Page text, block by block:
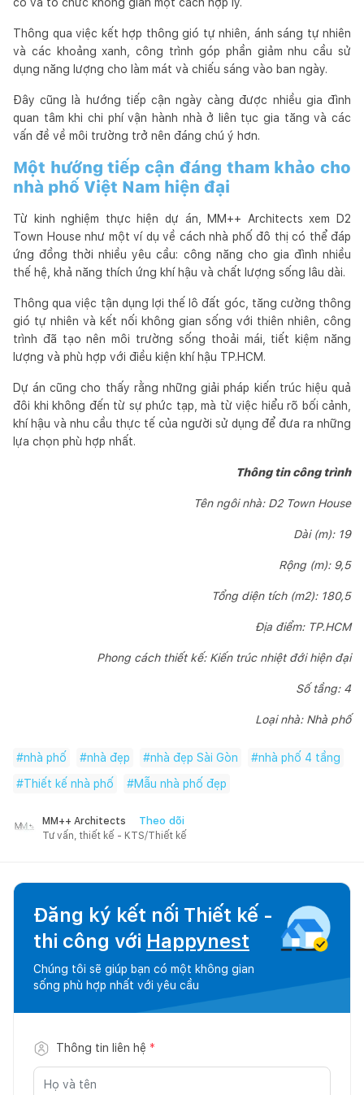
Thông qua việc kết hợp thông gió tự nhiên, ánh sáng tự nhiên
và các khoảng xanh, công trình góp phần giảm nhu cầu sử
dụng năng lượng cho làm mát và chiếu sáng vào ban ngày.
Đây cũng là hướng tiếp cận ngày càng được nhiều gia đình
quan tâm khi chi phí vận hành nhà ở liên tục gia tăng và các
vấn đề về môi trường trở nên đáng chú ý hơn.
Một hướng tiếp cận đáng tham khảo cho
nhà phố Việt Nam hiện đại
Từ kinh nghiệm thực hiện dự án, MM++ Architects xem D2
Town House như một ví dụ về cách nhà phố đô thị có thể đáp
ứng đồng thời nhiều yêu cầu: công năng cho gia đình nhiều
thế hệ, khả năng thích ứng khí hậu và chất lượng sống lâu dài.
Thông qua việc tận dụng lợi thế lô đất góc, tăng cường thông
gió tự nhiên và kết nối không gian sống với thiên nhiên, công
trình đã tạo nên môi trường sống thoải mái, tiết kiệm năng
lượng và phù hợp với điều kiện khí hậu TP.HCM.
Dự án cũng cho thấy rằng những giải pháp kiến trúc hiệu quả
đôi khi không đến từ sự phức tạp, mà từ việc hiểu rõ bối cảnh,
khí hậu và nhu cầu thực tế của người sử dụng để đưa ra những
lựa chọn phù hợp nhất.
Thông tin công trình
Tên ngôi nhà: D2 Town House
Dài (m): 19
Rộng (m): 9,5
Tổng diện tích (m2): 180,5
Địa điểm: TP.HCM
Phong cách thiết kế: Kiến trúc nhiệt đới hiện đại
Số tầng: 4
Loại nhà: Nhà phố
#nhà phố #nhà đẹp #nhà đẹp Sài Gòn #nhà phố 4 tầng
#Thiết kế nhà phố #Mẫu nhà phố đẹp
MM++ Architects Theo dõi
Tư vấn, thiết kế - KTS/Thiết kế
Đăng ký kết nối Thiết kế -
thi công với Happynest
Chúng tôi sẽ giúp bạn có một không gian
sống phù hợp nhất với yêu cầu
Thông tin liên hệ *